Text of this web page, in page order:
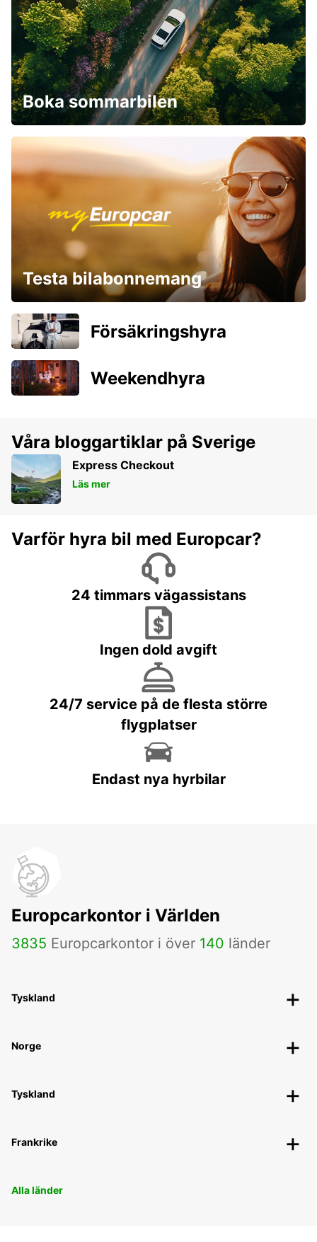
Boka sommarbilen
Testa bilabonnemang
Försäkringshyra
Weekendhyra
Våra bloggartiklar på Sverige
Express Checkout
Läs mer
Varför hyra bil med Europcar?
24 timmars vägassistans
Ingen dold avgift
24/7 service på de flesta större
flygplatser
Endast nya hyrbilar
Europcarkontor i Världen
3835 Europcarkontor i över 140 länder
Tyskland
Norge
Tyskland
Frankrike
Alla länder